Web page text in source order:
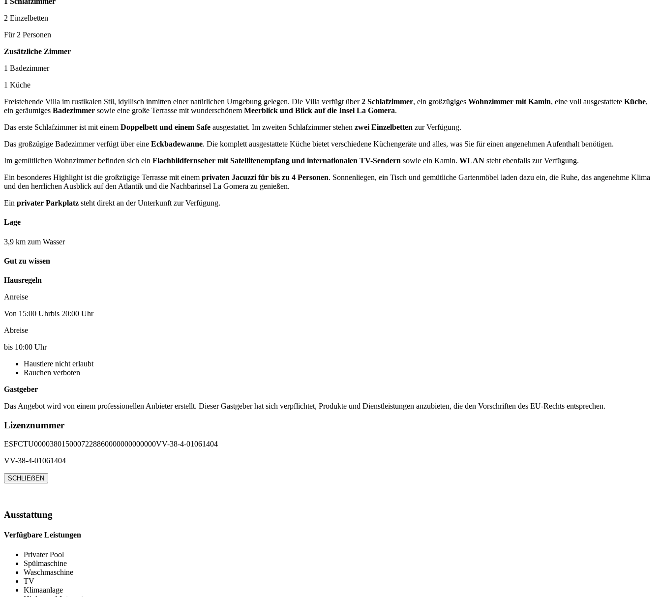
2 Einzelbetten
Für 2 Personen
Zusätzliche Zimmer
1 Badezimmer
1 Küche
Freistehende Villa im rustikalen Stil, idyllisch inmitten einer natürlichen Umgebung gelegen. Die Villa verfügt über2 Schlafzimmer, ein großzügiges Wohnzimmer mit Kamin, eine voll ausgestattete Küche,
ein geräumiges Badezimmer sowie eine große Terrasse mit wunderschönem Meerblick und Blick auf die Insel La Gomera.
Das erste Schlafzimmer ist mit einem Doppelbett und einem Safe ausgestattet. Im zweiten Schlafzimmer stehen zwei Einzelbetten zur Verfügung.
Das großzügige Badezimmer verfügt über eine Eckbadewanne. Die komplett ausgestattete Küche bietet verschiedene Küchengeräte und alles, was Sie für einen angenehmen Aufenthalt benötigen.
Im gemütlichen Wohnzimmer befinden sich ein Flachbildfernseher mit Satellitenempfang und internationalen TV-Sendern sowie ein Kamin. WLAN steht ebenfalls zur Verfügung.
Ein besonderes Highlight ist die großzügige Terrasse mit einem privaten Jacuzzi für bis zu 4 Personen. Sonnenliegen, ein Tisch und gemütliche Gartenmöbel laden dazu ein, die Ruhe, das angenehme Klima
und den herrlichen Ausblick auf den Atlantik und die Nachbarinsel La Gomera zu genießen.
Ein privater Parkplatz steht direkt an der Unterkunft zur Verfügung.
Lage
3,9 km zum Wasser
Gut zu wissen
Hausregeln
Anreise
Von 15:00 Uhrbis 20:00 Uhr
Abreise
bis 10:00 Uhr
Haustiere nicht erlaubt
Rauchen verboten
Gastgeber
Das Angebot wird von einem professionellen Anbieter erstellt. Dieser Gastgeber hat sich verpflichtet, Produkte und Dienstleistungen anzubieten, die den Vorschriften des EU-Rechts entsprechen.
Lizenznummer
ESFCTU0000380150007228860000000000000VV-38-4-01061404
VV-38-4-01061404
SCHLIEẞEN
Ausstattung
Verfügbare Leistungen
Privater Pool
Spülmaschine
Waschmaschine
TV
Klimaanlage